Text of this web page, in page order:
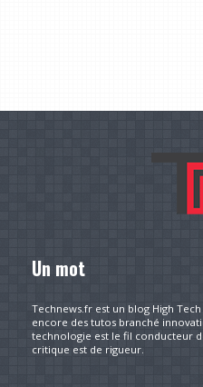
Un mot
Technews.fr est un blog High
encore des tutos branché
technologie est le fil conducteur
critique est de rigueur.